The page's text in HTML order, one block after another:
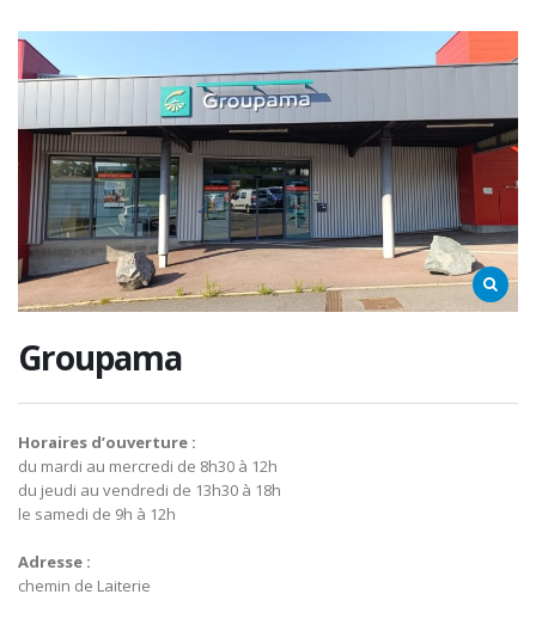
Groupama
Horaires d’ouverture :
du mardi au mercredi de 8h30 à 12h
du jeudi au vendredi de 13h30 à 18h
le samedi de 9h à 12h
Adresse :
chemin de Laiterie